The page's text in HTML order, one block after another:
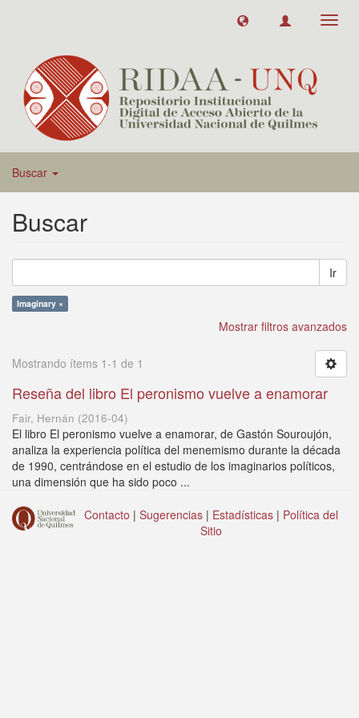
Buscar
Buscar
Ir
Imaginary ×
Mostrar filtros avanzados
Mostrando ítems 1-1 de 1
Reseña del libro El peronismo vuelve a enamorar
Fair, Hernán (2016-04)
El libro El peronismo vuelve a enamorar, de Gastón Souroujón,
analiza la experiencia política del menemismo durante la década
de 1990, centrándose en el estudio de los imaginarios políticos,
una dimensión que ha sido poco ...
Contacto | Sugerencias | Estadísticas | Política del
Sitio